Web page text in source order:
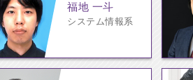
福地 一斗
システム情報系